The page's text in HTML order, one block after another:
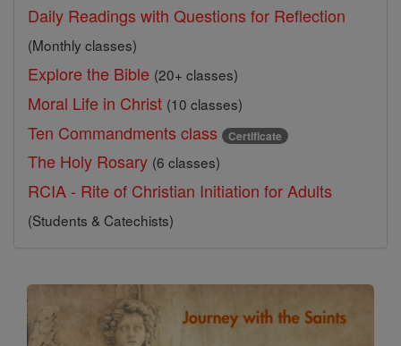
Daily Readings with Questions for Reflection
(Monthly classes)
Explore the Bible (20+ classes)
Moral Life in Christ (10 classes)
Ten Commandments class Certificate
The Holy Rosary (6 classes)
RCIA - Rite of Christian Initiation for Adults
(Students & Catechists)